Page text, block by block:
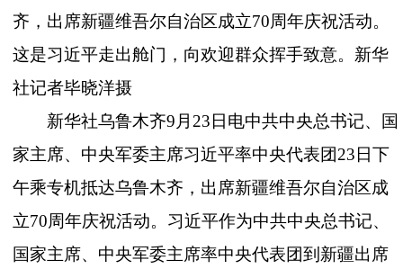
齐，出席新疆维吾尔自治区成立70周年庆祝活动。
这是习近平走出舱门，向欢迎群众挥手致意。新华
社记者毕晓洋摄
新华社乌鲁木齐9月23日电中共中央总书记、国
家主席、中央军委主席习近平率中央代表团23日下
午乘专机抵达乌鲁木齐，出席新疆维吾尔自治区成
立70周年庆祝活动。习近平作为中共中央总书记、
国家主席、中央军委主席率中央代表团到新疆出席